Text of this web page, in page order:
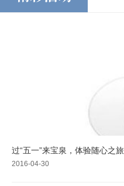
过“五一”来宝泉，体验随心之旅
2016-04-30